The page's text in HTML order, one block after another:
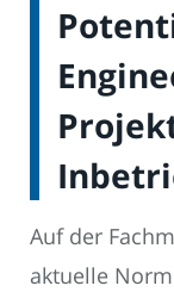
Auf der
aktuelle